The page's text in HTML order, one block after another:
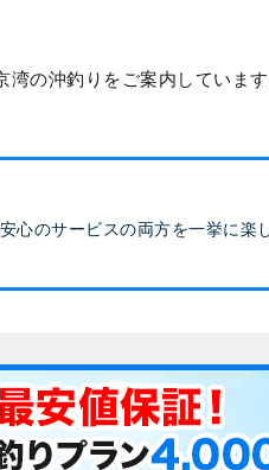
の沖釣りをご案内していま
心のサービスの両方を一挙に楽